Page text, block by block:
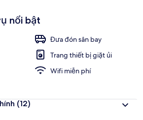
nổi bật
Đưa đón sân bay
Trang thiết bị giặt ủi
Wifi miễn phí
(12)